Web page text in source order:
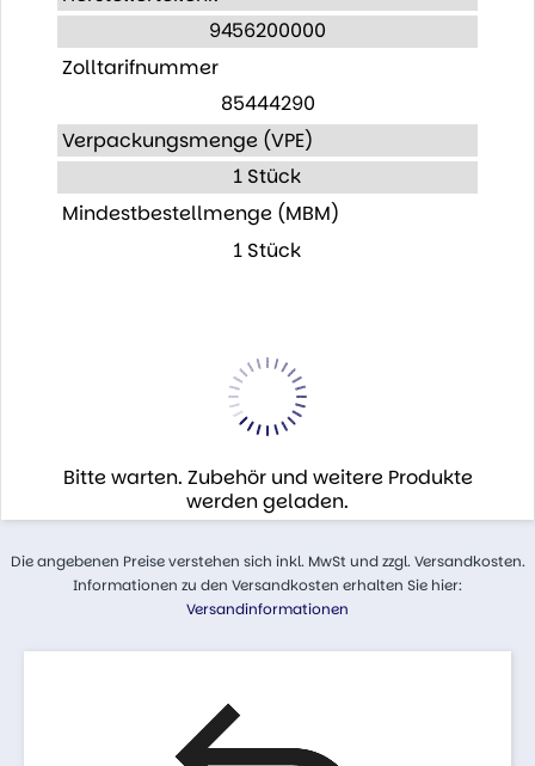
9456200000
Zolltarifnummer
85444290
Verpackungsmenge (VPE)
1 Stück
Mindestbestellmenge (MBM)
1 Stück
Bitte warten. Zubehör und weitere Produkte
werden geladen.
Die angebenen Preise verstehen sich inkl. MwSt und zzgl. Versandkosten.
Informationen zu den Versandkosten erhalten Sie hier:
Versandinformationen